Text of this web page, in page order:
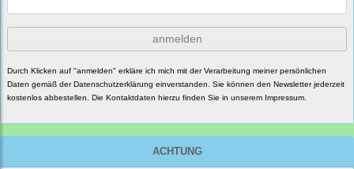
anmelden
Durch Klicken auf "anmelden" erkläre ich mich mit der Verarbeitung meiner persönlichen
Daten gemäß der Datenschutzerklärung einverstanden. Sie können den Newsletter jederzeit
kostenlos abbestellen. Die Kontaktdaten hierzu finden Sie in unserem Impressum.
ACHTUNG